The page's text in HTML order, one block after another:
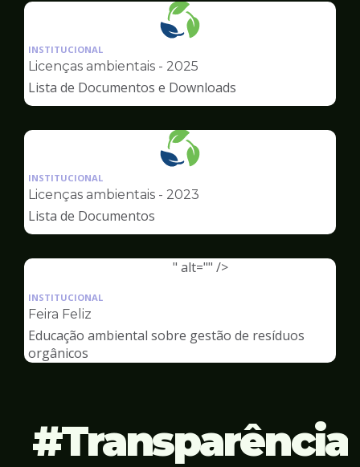
Ilustração
pagina
Meio
INSTITUCIONAL
Licenças ambientais - 2025
Lista de Documentos e Downloads
Ilustração
pagina
INSTITUCIONAL
Licenças ambientais - 2023
Lista de Documentos
" alt="" />
Ilustração
Meio
Ambiente
INSTITUCIONAL
Feira Feliz
Educação ambiental sobre gestão de resíduos
orgânicos
Transparência